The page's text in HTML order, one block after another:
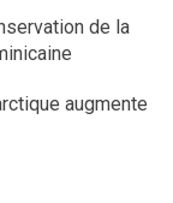
de la
augmente